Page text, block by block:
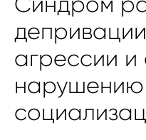
агрессии и
нарушению